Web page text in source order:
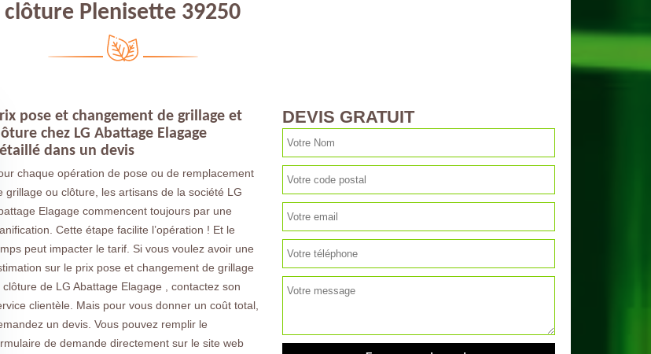
clôture Plenisette 39250
pose et changement de grillage et
chez LG Abattage Elagage
dans un devis
chaque opération de pose ou de remplacement
grillage ou clôture, les artisans de la société LG
Elagage commencent toujours par une
Cette étape facilite l’opération ! Et le
peut impacter le tarif. Si vous voulez avoir une
sur le prix pose et changement de grillage
clôture de LG Abattage Elagage , contactez son
clientèle. Mais pour vous donner un coût total,
un devis. Vous pouvez remplir le
de demande directement sur le site web
DEVIS GRATUIT